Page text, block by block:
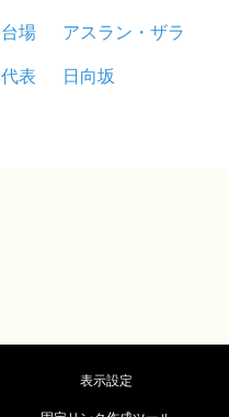
場
アスラン・ザラ
表
日向坂
表示設定